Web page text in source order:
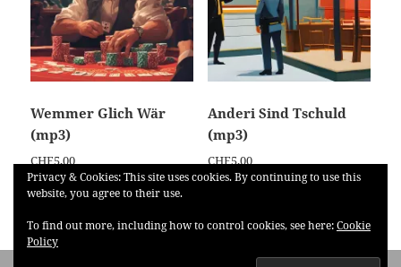
Wemmer Glich Wär
(mp3)
CHF5,00
In den Warenkorb
Anderi Sind Tschuld
(mp3)
CHF5,00
Privacy & Cookies: This site uses cookies. By continuing to use this
website, you agree to their use.
To find out more, including how to control cookies, see here:Cookie
Policy